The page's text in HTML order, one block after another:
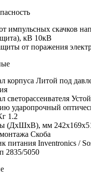
импульсных скачков
кВ 10кВ
от поражения
корпуса Литой под
светорассеивателя
ударопрочный
1.2
(ДхШхВ), мм
Скоба
питания Inventronics /
2835/5050